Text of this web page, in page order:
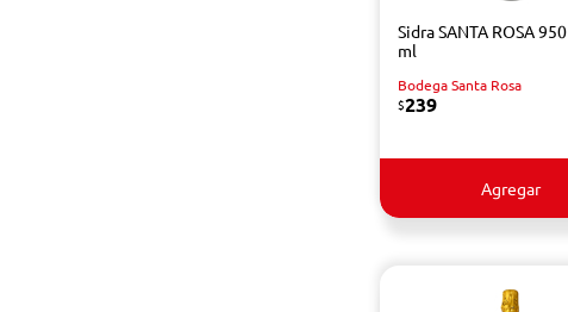
Sidra SANTA ROSA 950
ml
Bodega Santa Rosa
$239
Agregar